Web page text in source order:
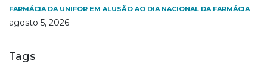
FARMÁCIA DA UNIFOR EM ALUSÃO AO DIA NACIONAL DA FARMÁCIA
agosto 5, 2026
Tags